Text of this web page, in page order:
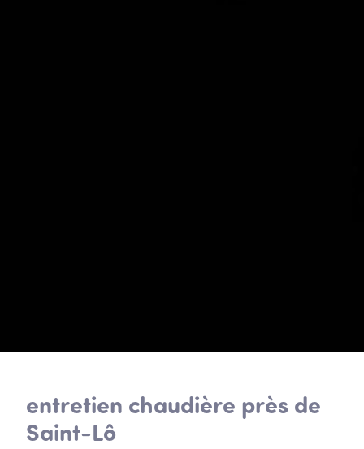
entretien chaudière près de
Saint-Lô